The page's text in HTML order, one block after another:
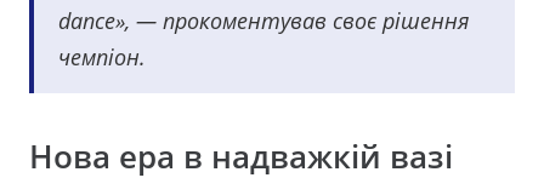
dance», — прокоментував своє рішення
чемпіон.
Нова ера в надважкій вазі